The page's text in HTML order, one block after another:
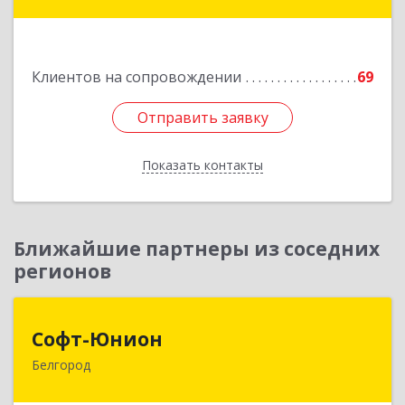
Клиентов на сопровождении 69
Отправить заявку
Показать контакты
Отправить заявку
Назад
Ближайшие партнеры из соседних
регионов
Софт-Юнион
Белгород
308014, Белгородская обл, Белгород г, Садовая